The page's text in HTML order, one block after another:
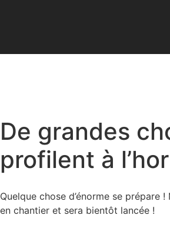
De grandes
profilent à
Quelque chose d’énorme se prépare
en chantier et sera bientôt lancée !